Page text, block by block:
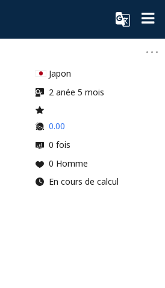
Japon
2 anée 5 mois
0.00
0 fois
0 Homme
En cours de calcul